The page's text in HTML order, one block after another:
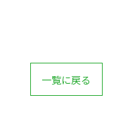
一覧に戻る